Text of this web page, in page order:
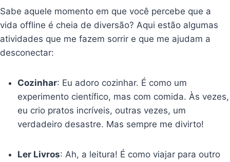
Sabe aquele momento em que você percebe que a
vida offline é cheia de diversão? Aqui estão algumas
atividades que me fazem sorrir e que me ajudam a
desconectar:
Cozinhar: Eu adoro cozinhar. É como um
experimento científico, mas com comida. Às vezes,
eu crio pratos incríveis, outras vezes, um
verdadeiro desastre. Mas sempre me divirto!
Ler Livros: Ah, a leitura! É como viajar para outro